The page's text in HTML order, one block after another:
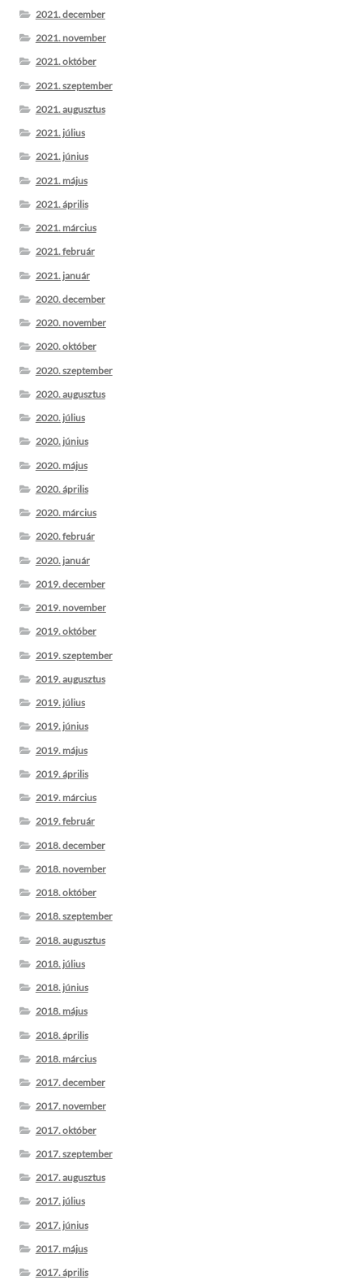
2021. december
2021. november
2021. október
2021. szeptember
2021. augusztus
2021. július
2021. június
2021. május
2021. április
2021. március
2021. február
2021. január
2020. december
2020. november
2020. október
2020. szeptember
2020. augusztus
2020. július
2020. június
2020. május
2020. április
2020. március
2020. február
2020. január
2019. december
2019. november
2019. október
2019. szeptember
2019. augusztus
2019. július
2019. június
2019. május
2019. április
2019. március
2019. február
2018. december
2018. november
2018. október
2018. szeptember
2018. augusztus
2018. július
2018. június
2018. május
2018. április
2018. március
2017. december
2017. november
2017. október
2017. szeptember
2017. augusztus
2017. július
2017. június
2017. május
2017. április